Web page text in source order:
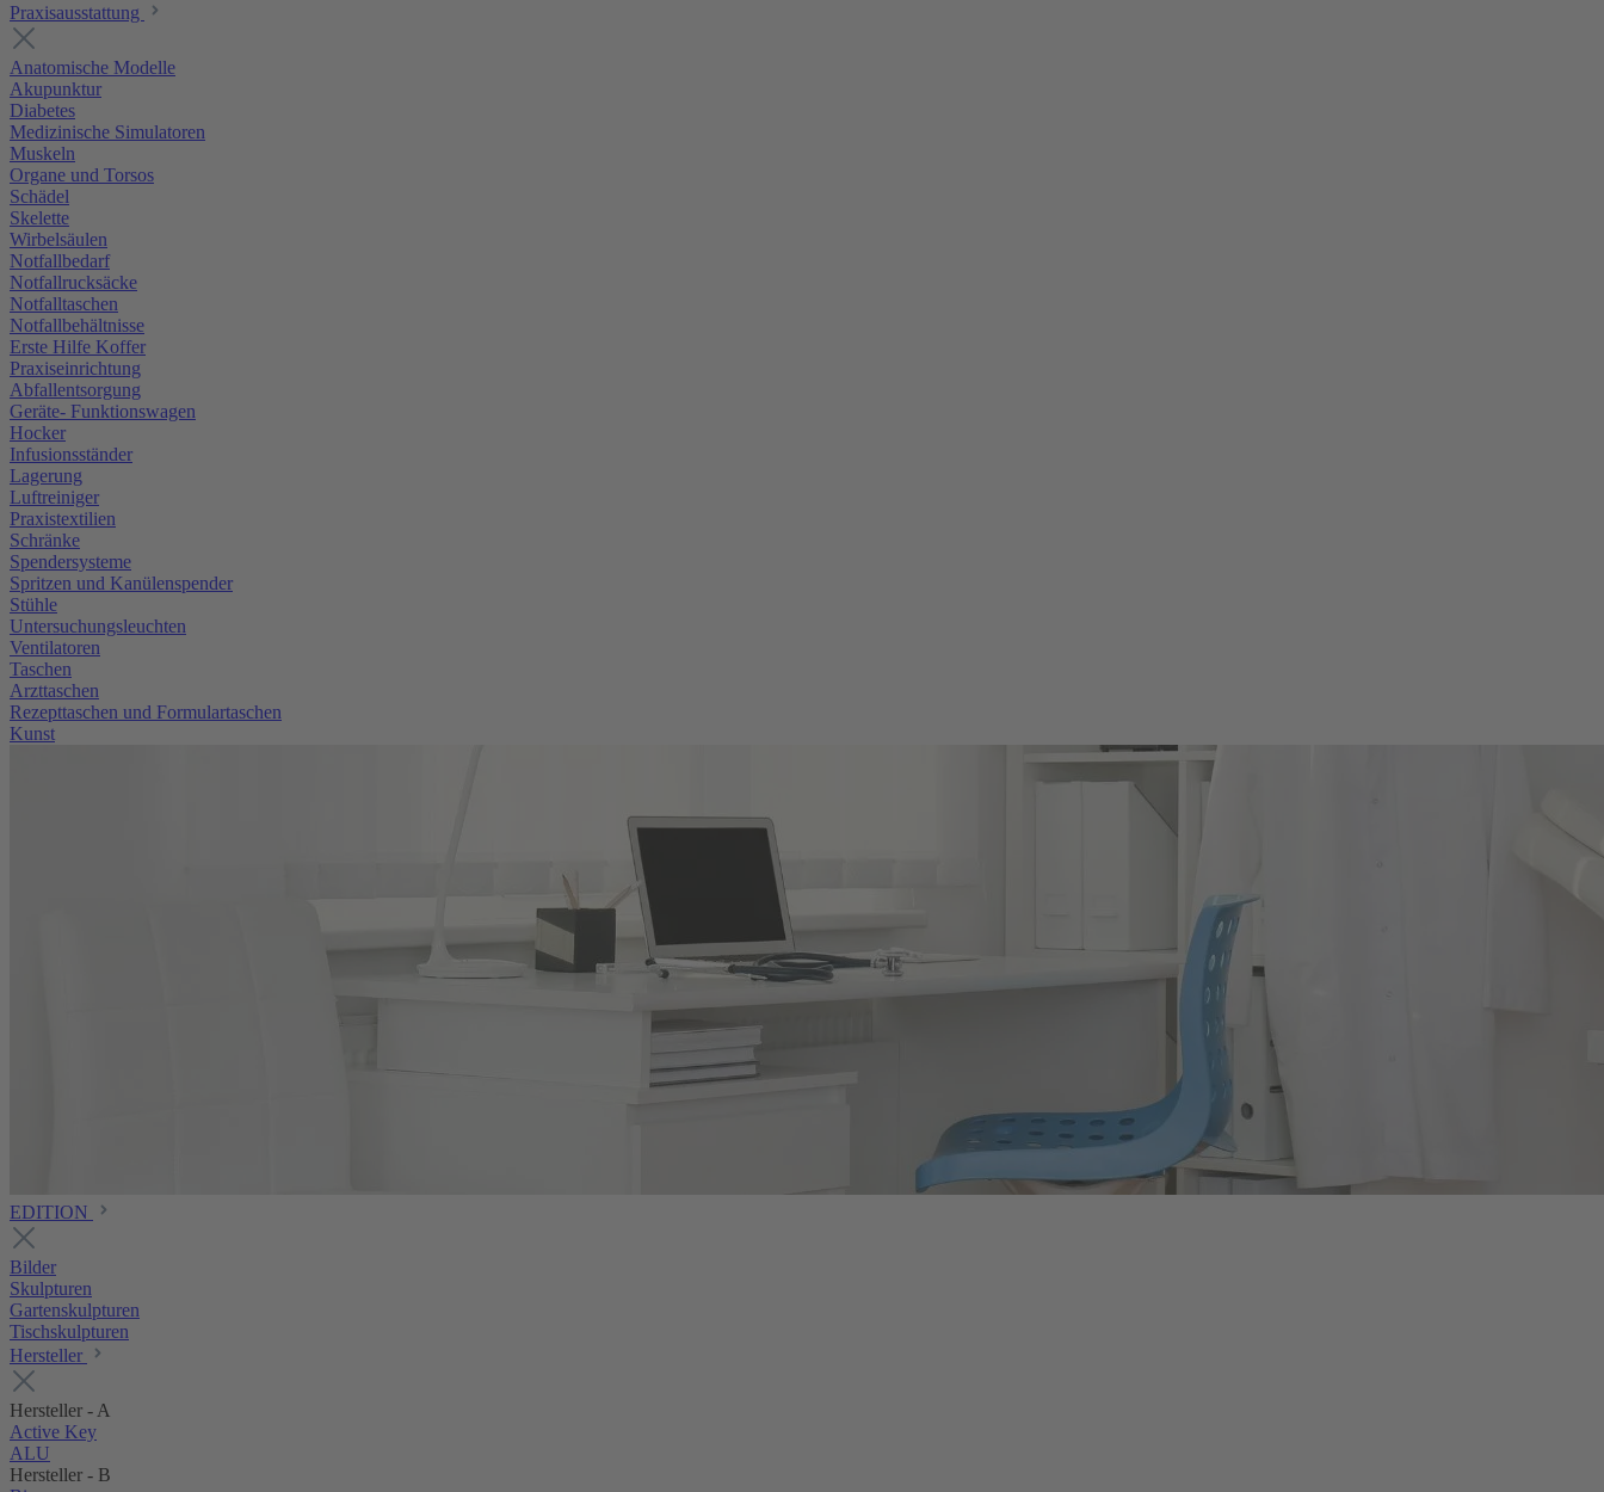
Praxisausstattung
Anatomische Modelle
Akupunktur
Diabetes
Medizinische Simulatoren
Muskeln
Organe und Torsos
Schädel
Skelette
Wirbelsäulen
Notfallbedarf
Notfallrucksäcke
Notfalltaschen
Notfallbehältnisse
Erste Hilfe Koffer
Praxiseinrichtung
Abfallentsorgung
Geräte- Funktionswagen
Hocker
Infusionsständer
Lagerung
Luftreiniger
Praxistextilien
Schränke
Spendersysteme
Spritzen und Kanülenspender
Stühle
Untersuchungsleuchten
Ventilatoren
Taschen
Arzttaschen
Rezepttaschen und Formulartaschen
Kunst
EDITION
Bilder
Skulpturen
Gartenskulpturen
Tischskulpturen
Hersteller
Hersteller - A
Active Key
ALU
Hersteller - B